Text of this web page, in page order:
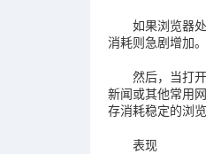
如果浏览器
消耗则急剧增加。
然后，当打
新闻或其他常用
存消耗稳定的浏览
表现